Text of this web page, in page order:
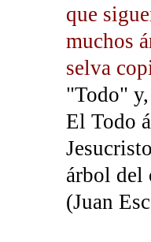
que
muchos
selva
"Todo"
El Todo
árbol del
(Juan